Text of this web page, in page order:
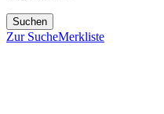
Suchen
Zur SucheMerkliste